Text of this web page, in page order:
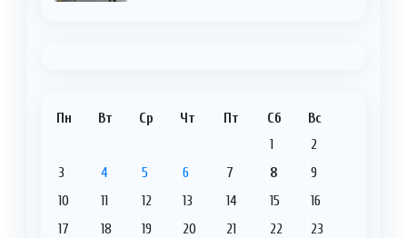
Пн Вт Ср Чт Пт Сб Вс
1
2
3
4 5 6 7 8
9
10
11 12 13 14 15
16
17
18 19 20 21 22
23